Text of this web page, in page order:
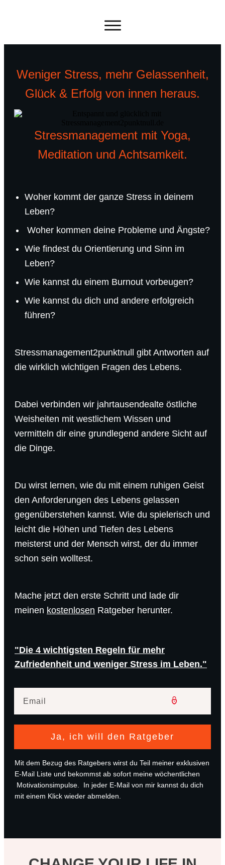
Weniger Stress, mehr Gelassenheit,
Glück & Erfolg von innen heraus.
Stressmanagement mit Yoga,
Meditation und Achtsamkeit.
Woher kommt der ganze Stress in deinem
Leben?
Woher kommen deine Probleme und Ängste?
Wie findest du Orientierung und Sinn im
Leben?
Wie kannst du einem Burnout vorbeugen?
Wie kannst du dich und andere erfolgreich
führen?
Stressmanagement2punktnull gibt Antworten auf
die wirklich wichtigen Fragen des Lebens.
Dabei verbinden wir jahrtausendealte östliche
Weisheiten mit westlichem Wissen und
vermitteln dir eine grundlegend andere Sicht auf
die Dinge.
Du wirst lernen, wie du mit einem ruhigen Geist
den Anforderungen des Lebens gelassen
gegenüberstehen kannst. Wie du spielerisch und
leicht die Höhen und Tiefen des Lebens
meisterst und der Mensch wirst, der du immer
schon sein wolltest.
Mache jetzt den erste Schritt und lade dir
meinen kostenlosen Ratgeber herunter.
"Die 4 wichtigsten Regeln für mehr
Zufriedenheit und weniger Stress im Leben."
Ja, ich will den Ratgeber
Mit dem Bezug des Ratgebers wirst du Teil meiner exklusiven
E-Mail Liste und bekommst ab sofort meine wöchentlichen
Motivationsimpulse. In jeder E-Mail von mir kannst du dich
mit einem Klick wieder abmelden.